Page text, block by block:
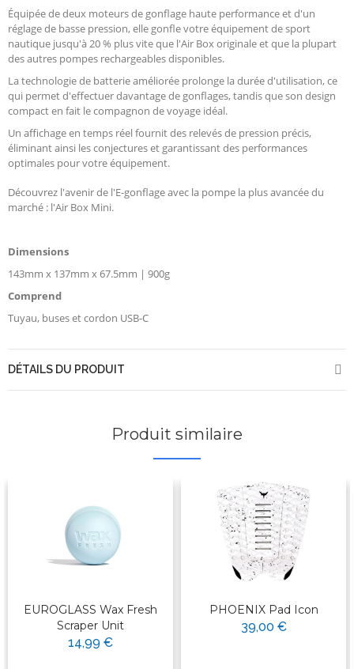
Équipée de deux moteurs de gonflage haute performance et d'un
réglage de basse pression, elle gonfle votre équipement de sport
nautique jusqu'à 20 % plus vite que l'Air Box originale et que la plupart
des autres pompes rechargeables disponibles.
La technologie de batterie améliorée prolonge la durée d'utilisation, ce
qui permet d'effectuer davantage de gonflages, tandis que son design
compact en fait le compagnon de voyage idéal.
Un affichage en temps réel fournit des relevés de pression précis,
éliminant ainsi les conjectures et garantissant des performances
optimales pour votre équipement.
Découvrez l'avenir de l'E-gonflage avec la pompe la plus avancée du
marché : l'Air Box Mini.
Dimensions
143mm x 137mm x 67.5mm | 900g
Comprend
Tuyau, buses et cordon USB-C
DÉTAILS DU PRODUIT
Produit similaire
EUROGLASS Wax Fresh
Scraper Unit
14,99 €
PHOENIX Pad Icon
39,00 €